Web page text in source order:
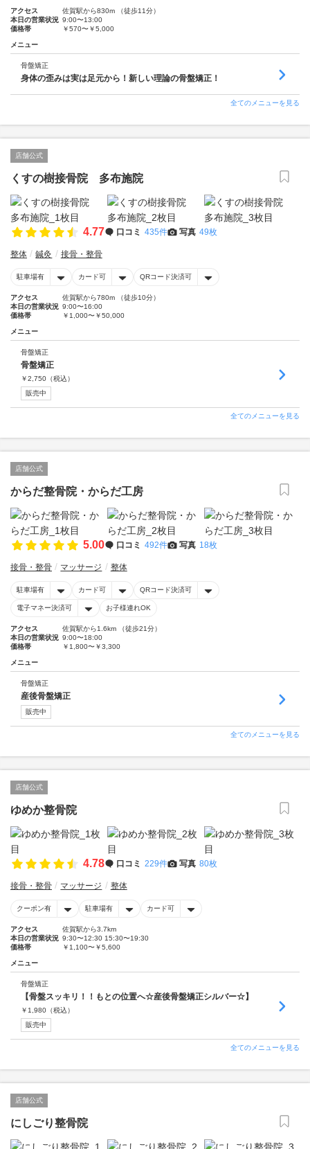
アクセス
佐賀駅から830m （徒歩11分）
本日の営業状況 9:00〜13:00
価格帯
￥570〜￥5,000
メニュー
骨盤矯正
身体の歪みは実は足元から！新しい理論の骨盤矯正！
全てのメニューを見る
店舗公式
くすの樹接骨院 多布施院
4.77 口コミ 435件 写真 49枚
整体 鍼灸 接骨・整骨
駐車場有 カード可 QRコード決済可
アクセス
佐賀駅から780m （徒歩10分）
本日の営業状況 9:00〜16:00
価格帯
￥1,000〜￥50,000
メニュー
骨盤矯正
骨盤矯正
￥2,750 （税込）
販売中
全てのメニューを見る
店舗公式
からだ整骨院・からだ工房
5.00 口コミ 492件 写真 18枚
接骨・整骨 マッサージ 整体
駐車場有 カード可 QRコード決済可
電子マネー決済可 お子様連れOK
アクセス
佐賀駅から1.6km （徒歩21分）
本日の営業状況 9:00〜18:00
価格帯
￥1,800〜￥3,300
メニュー
骨盤矯正
産後骨盤矯正
販売中
全てのメニューを見る
店舗公式
ゆめか整骨院
4.78 口コミ 229件 写真 80枚
接骨・整骨 マッサージ 整体
クーポン有 駐車場有 カード可
アクセス
佐賀駅から3.7km
本日の営業状況 9:30〜12:30 15:30〜19:30
価格帯
￥1,100〜￥5,600
メニュー
骨盤矯正
【骨盤スッキリ！！もとの位置へ☆産後骨盤矯正シルバー☆】
￥ 1,980 （税込）
販売中
全てのメニューを見る
店舗公式
にしごり整骨院